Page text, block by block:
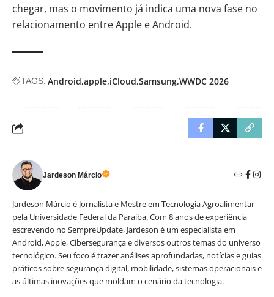
chegar, mas o movimento já indica uma nova fase no
relacionamento entre Apple e Android.
TAGS: Android apple iCloud Samsung WWDC 2026
Jardeson Márcio
Jardeson Márcio é Jornalista e Mestre em Tecnologia Agroalimentar
pela Universidade Federal da Paraíba. Com 8 anos de experiência
escrevendo no SempreUpdate, Jardeson é um especialista em
Android, Apple, Cibersegurança e diversos outros temas do universo
tecnológico. Seu foco é trazer análises aprofundadas, notícias e guias
práticos sobre segurança digital, mobilidade, sistemas operacionais e
as últimas inovações que moldam o cenário da tecnologia.